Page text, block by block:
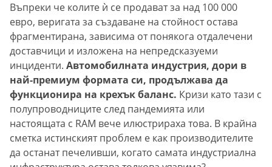
Въпреки че колите ѝ се продават за над 100 000
евро, веригата за създаване на стойност остава
фрагментирана, зависима от понякога отдалечени
доставчици и изложена на непредсказуеми
инциденти. Автомобилната индустрия, дори в
най-премиум формата си, продължава да
функционира на крехък баланс. Кризи като тази с
полупроводниците след пандемията или
настоящата с RAM вече илюстрираха това. В крайна
сметка истинският проблем е как производителите
да останат печеливши, когато самата индустриална